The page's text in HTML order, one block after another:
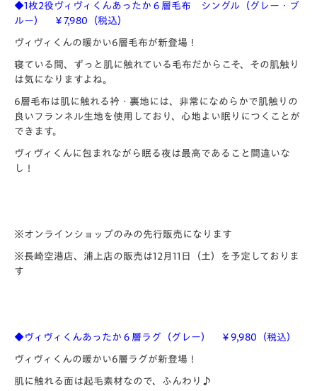
◆1枚2役ヴィヴィくんあったか６層毛布 シングル（グレー・ブ
ルー） ￥7,980（税込）
ヴィヴィくんの暖かい6層毛布が新登場！
寝ている間、ずっと肌に触れている毛布だからこそ、その肌触り
は気になりますよね。
6層毛布は肌に触れる衿・裏地には、非常になめらかで肌触りの
良いフランネル生地を使用しており、心地よい眠りにつくことが
できます。
ヴィヴィくんに包まれながら眠る夜は最高であること間違いな
し！
※オンラインショップのみの先行販売になります
※長崎空港店、浦上店の販売は12月11日（土）を予定しておりま
す
◆​ヴィヴィくんあったか６層ラグ（グレー） ￥9,980（税込）
ヴィヴィくんの暖かい6層ラグが新登場！
肌に触れる面は起毛素材なので、ふんわり♪